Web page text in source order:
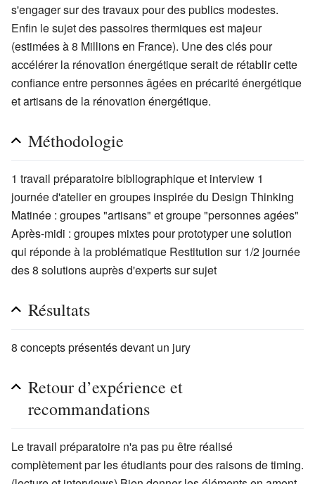
s'engager sur des travaux pour des publics modestes.
Enfin le sujet des passoires thermiques est majeur
(estimées à 8 Millions en France). Une des clés pour
accélérer la rénovation énergétique serait de rétablir cette
confiance entre personnes âgées en précarité énergétique
et artisans de la rénovation énergétique.
Méthodologie
1 travail préparatoire bibliographique et interview 1
journée d'atelier en groupes inspirée du Design Thinking
Matinée : groupes "artisans" et groupe "personnes agées"
Après-midi : groupes mixtes pour prototyper une solution
qui réponde à la problématique Restitution sur 1/2 journée
des 8 solutions auprès d'experts sur sujet
Résultats
8 concepts présentés devant un jury
Retour d’expérience et
recommandations
Le travail préparatoire n'a pas pu être réalisé
complètement par les étudiants pour des raisons de timing.